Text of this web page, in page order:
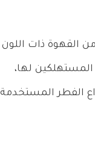
القهوة ذات اللون
لها،
الفطر المستخدمة